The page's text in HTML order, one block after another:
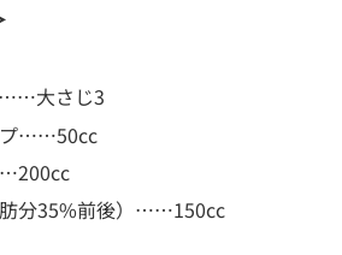
……大さじ3
プ……50cc
分35%前後）……150cc